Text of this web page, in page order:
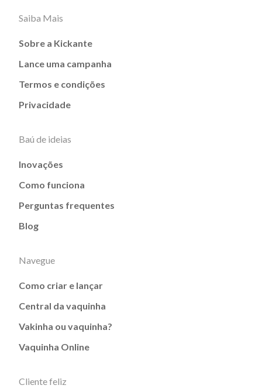
Saiba Mais
Sobre a Kickante
Lance uma campanha
Termos e condições
Privacidade
Baú de ideias
Inovações
Como funciona
Perguntas frequentes
Blog
Navegue
Como criar e lançar
Central da vaquinha
Vakinha ou vaquinha?
Vaquinha Online
Cliente feliz